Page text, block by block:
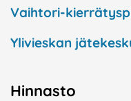
Vaihtori-
Ylivieskan
Hinnasto